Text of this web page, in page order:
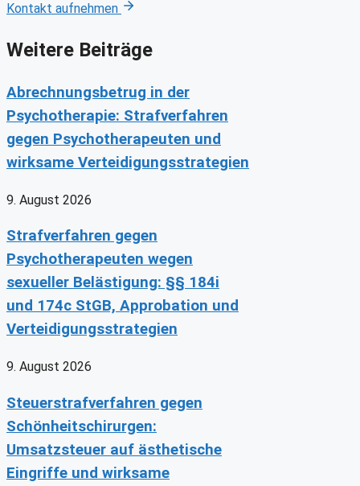
Kontakt aufnehmen
Weitere Beiträge
Abrechnungsbetrug in der
Psychotherapie: Strafverfahren
gegen Psychotherapeuten und
wirksame Verteidigungsstrategien
9. August 2026
Strafverfahren gegen
Psychotherapeuten wegen
sexueller Belästigung: §§ 184i
und 174c StGB, Approbation und
Verteidigungsstrategien
9. August 2026
Steuerstrafverfahren gegen
Schönheitschirurgen:
Umsatzsteuer auf ästhetische
Eingriffe und wirksame